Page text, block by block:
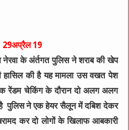
19
नेरवा के अंर्तगत पुलिस ने शराब की खेप
हासिल की है यह मामला उस वखत पेश
रेंडम चेकिंग के दौरान दो अलग अलग
पुलिस ने एक हेयर सैलून में दबिश देकर
कर दो लोगों के खिलाफ आबकारी